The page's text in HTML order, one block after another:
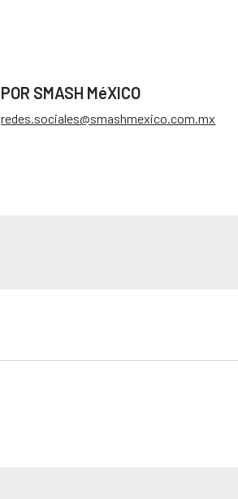
POR SMASH MéXICO
redes.sociales@smashmexico.com.mx